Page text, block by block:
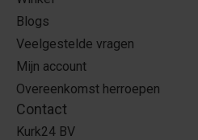
Blogs
Veelgestelde vragen
Mijn account
Overeenkomst herroepen
Contact
Kurk24 BV